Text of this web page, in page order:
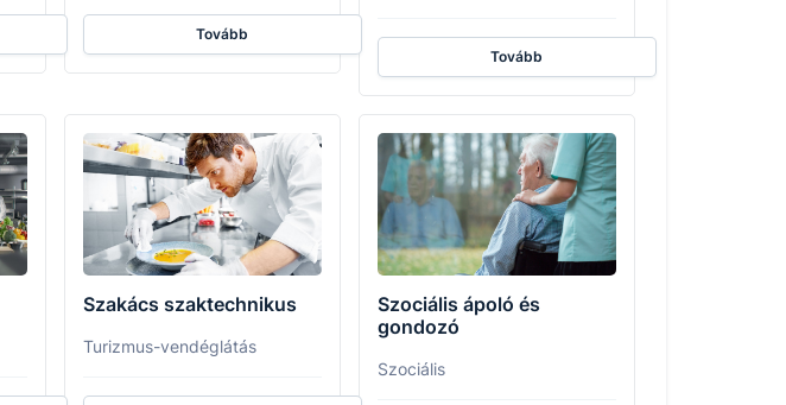
Tovább
Tovább
Szakács szaktechnikus
Turizmus-vendéglátás
Szociális ápoló és
gondozó
Szociális